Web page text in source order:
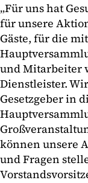
„Für uns hat
für unsere
Gäste, für die
und Mitarbeiter
Dienstleister.
Gesetzgeber in
können unsere
und Fragen